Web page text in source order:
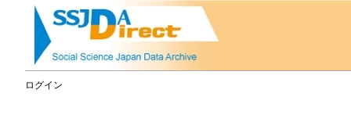
ログイン